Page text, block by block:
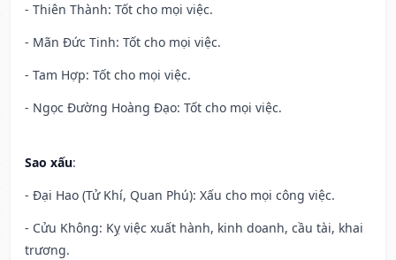
- Thiên Thành: Tốt cho mọi việc.
- Mãn Đức Tinh: Tốt cho mọi việc.
- Tam Hợp: Tốt cho mọi việc.
- Ngọc Đường Hoàng Đạo: Tốt cho mọi việc.
Sao xấu:
- Đại Hao (Tử Khí, Quan Phú): Xấu cho mọi công việc.
- Cửu Không: Kỵ việc xuất hành, kinh doanh, cầu tài, khai
trương.